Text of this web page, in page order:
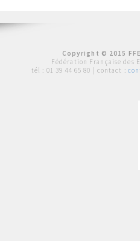
Copyright © 2015
Fédération Française des
tél : 01 39 44 65 80 | contact :